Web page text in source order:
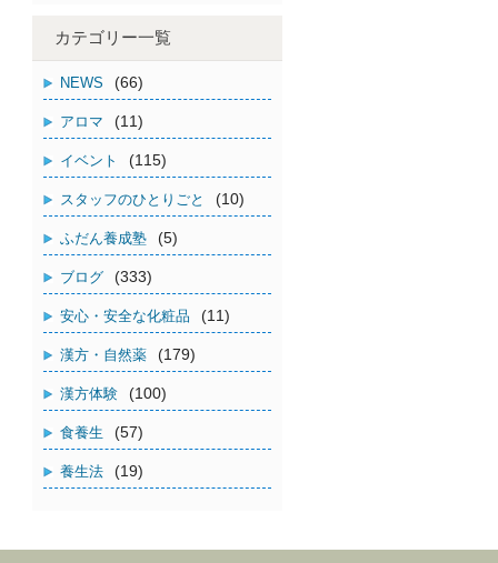
カテゴリー一覧
NEWS (66)
アロマ (11)
イベント (115)
スタッフのひとりごと (10)
ふだん養成塾 (5)
ブログ (333)
安心・安全な化粧品 (11)
漢方・自然薬 (179)
漢方体験 (100)
食養生 (57)
養生法 (19)